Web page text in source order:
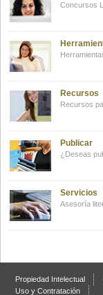
Concursos
Recursos
Recursos
Publicar
¿Deseas
Servicios
Asesoría
Propiedad Intelectual
Uso y Contratación